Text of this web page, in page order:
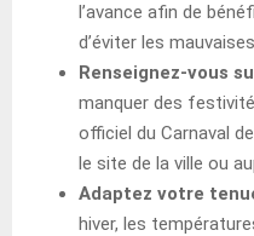
l’avance afin de
d’éviter les
Renseignez-vous
manquer des
officiel du Carnaval
le site de la ville ou
Adaptez votre
hiver, les